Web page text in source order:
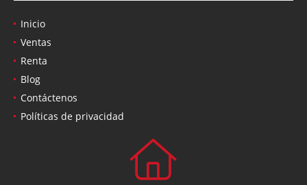
Inicio
Ventas
Renta
Blog
Contáctenos
Políticas de privacidad